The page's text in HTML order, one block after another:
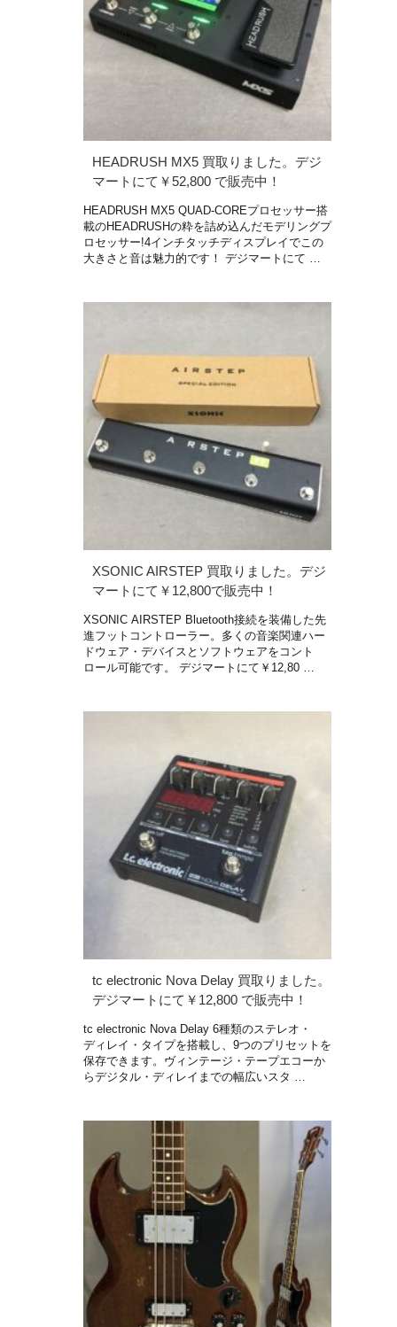
HEADRUSH MX5 買取りました。デジ
マートにて￥52,800 で販売中！
HEADRUSH MX5 QUAD-COREプロセッサー搭
載のHEADRUSHの粋を詰め込んだモデリングプ
ロセッサー!4インチタッチディスプレイでこの
大きさと音は魅力的です！ デジマートにて …
XSONIC AIRSTEP 買取りました。デジ
マートにて￥12,800で販売中！
XSONIC AIRSTEP Bluetooth接続を装備した先
進フットコントローラー。多くの音楽関連ハー
ドウェア・デバイスとソフトウェアをコント
ロール可能です。 デジマートにて￥12,80 …
tc electronic Nova Delay 買取りました。
デジマートにて￥12,800 で販売中！
tc electronic Nova Delay 6種類のステレオ・
ディレイ・タイプを搭載し、9つのプリセットを
保存できます。ヴィンテージ・テープエコーか
らデジタル・ディレイまでの幅広いスタ …